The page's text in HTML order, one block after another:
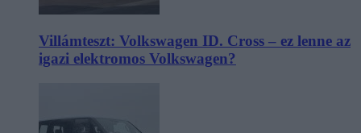
Villámteszt: Volkswagen ID. Cross – ez lenne az
igazi elektromos Volkswagen?